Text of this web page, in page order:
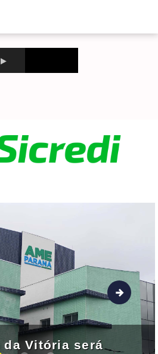
da Vitória será